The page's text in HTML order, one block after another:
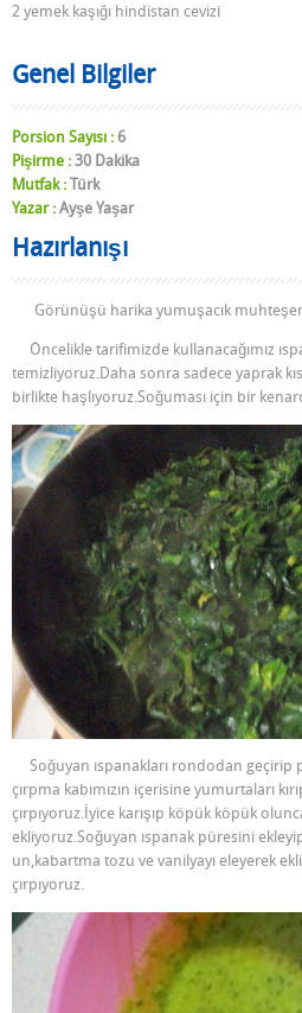
2 yemek kaşığı hindistan cevizi
Genel Bilgiler
Porsion Sayısı : 6
Pişirme : 30 Dakika
Mutfak : Türk
Yazar : Ayşe Yaşar
Hazırlanışı
Görünüşü harika yumuşacık
Öncelikle tarifimizde kullanacağımız
temizliyoruz.Daha sonra sadece yaprak
birlikte haşlıyoruz.Soğuması için bir
Soğuyan ıspanakları rondodan geçirip
çırpma kabımızın içerisine yumurtaları
çırpıyoruz.İyice karışıp köpük köpük
ekliyoruz.Soğuyan ıspanak püresini
un,kabartma tozu ve vanilyayı eleyerek
çırpıyoruz.